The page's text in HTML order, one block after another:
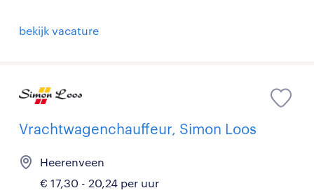
bekijk vacature
Vrachtwagenchauffeur, Simon Loos
Heerenveen
€ 17,30 - 20,24 per uur